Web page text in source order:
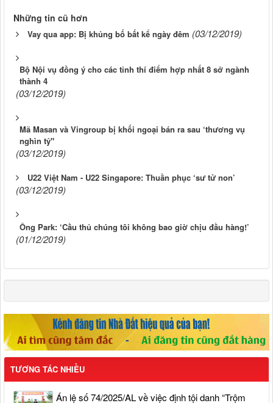
Những tin cũ hơn
Vay qua app: Bị khủng bố bất kể ngày đêm (03/12/2019)
Bộ Nội vụ đồng ý cho các tỉnh thí điểm hợp nhất 8 sở ngành
thành 4
(03/12/2019)
Mã Masan và Vingroup bị khối ngoại bán ra sau ‘thương vụ
nghìn tỷ"
(03/12/2019)
U22 Việt Nam - U22 Singapore: Thuần phục ‘sư tử non’
(03/12/2019)
Ông Park: ‘Cầu thủ chúng tôi không bao giờ chịu đầu hàng!’
(01/12/2019)
TƯƠNG TÁC NHIỀU
Án lệ số 74/2025/AL về việc định tội danh “Trộm